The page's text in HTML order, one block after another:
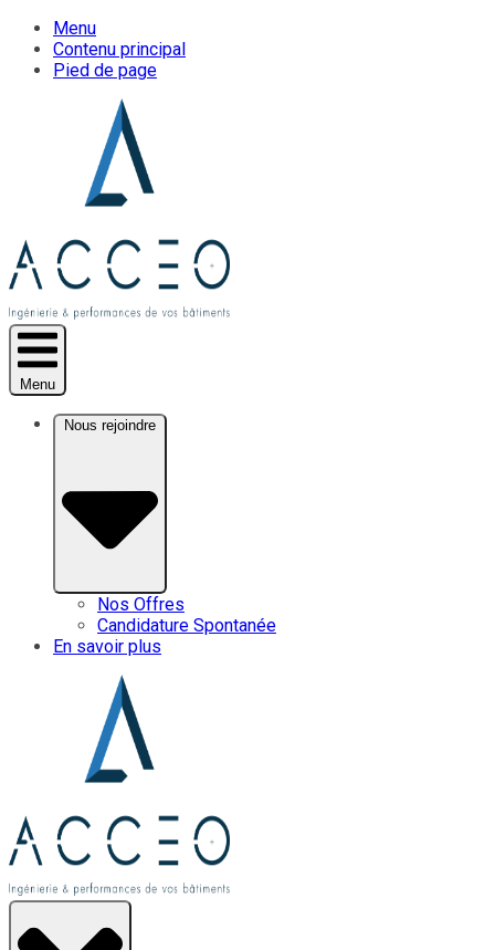
Menu
Contenu principal
Pied de page
Menu
Nous rejoindre
Nos Offres
Candidature Spontanée
En savoir plus